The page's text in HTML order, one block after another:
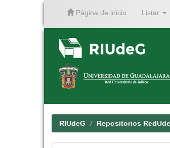
Página de inicio Listar
RIUdeG Repositorios